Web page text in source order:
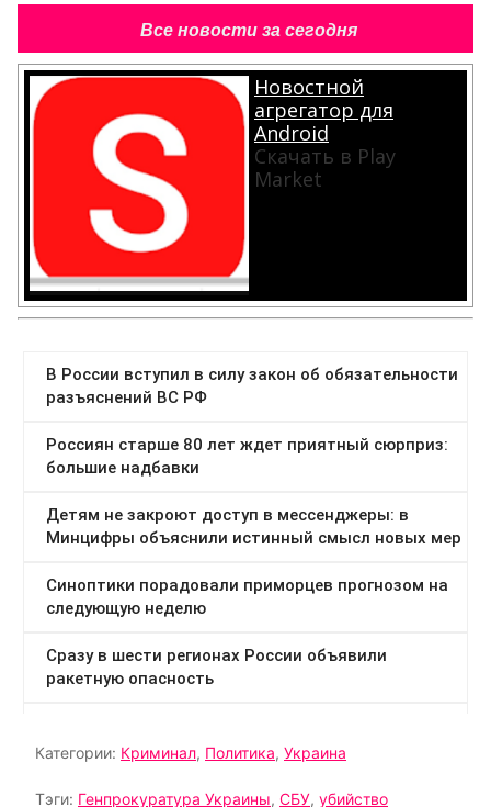
Все новости за сегодня
Новостной
агрегатор для
Android
Скачать в Play
Market
Категории: Криминал, Политика, Украина
Тэги: Генпрокуратура Украины, СБУ, убийство